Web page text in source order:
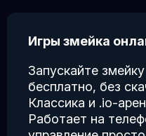
Игры змейка
Запускайте
бесплатно, без
Классика и .io-
Работает на